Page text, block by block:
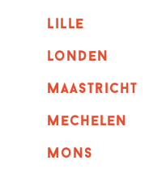
lille
londen
maastricht
mechelen
mons